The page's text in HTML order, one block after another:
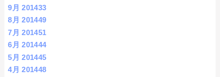
9月 201433
8月 201449
7月 201451
6月 201444
5月 201445
4月 201448